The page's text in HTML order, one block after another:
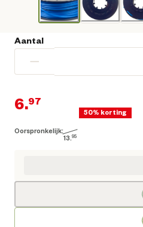
Aantal
−
Oorspronkelijk:
13.95
6.97
Huidige
50% korting